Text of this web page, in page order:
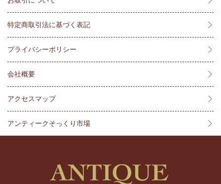
特定商取引法に基づく表記
プライバシーポリシー
会社概要
アクセスマップ
アンティークそっくり市場